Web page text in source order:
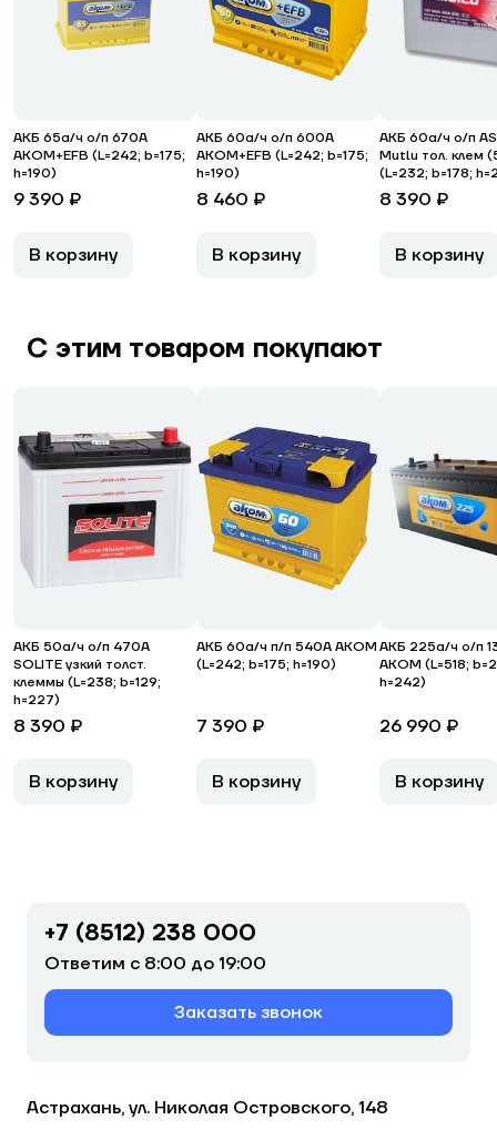
АКБ 65а/ч о/п 670A
АКОМ+EFB (L=242; b=175;
h=190)
9 390 ₽
В корзину
АКБ 60а/ч о/п 600A
АКОМ+EFB (L=242; b=175;
h=190)
8 460 ₽
В корзину
АКБ 60а/ч о/п
Mutlu тол. клем
(L=232; b=178;
8 390 ₽
В корзину
С этим товаром покупают
АКБ 50а/ч о/п 470A
SOLITE узкий толст.
клеммы (L=238; b=129;
h=227)
8 390 ₽
В корзину
АКБ 60а/ч п/п 540A АКОМ
(L=242; b=175; h=190)
7 390 ₽
В корзину
АКБ 225а/ч о/п
АКОМ (L=518;
h=242)
26 990 ₽
В корзину
+7 (8512) 238 000
Ответим с 8:00 до 19:00
Заказать звонок
Астрахань, ул. Николая Островского, 148